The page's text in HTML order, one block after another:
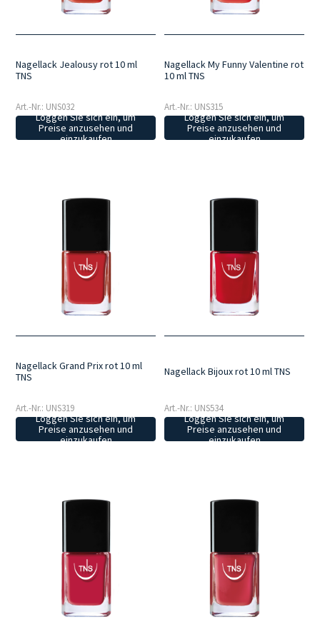
Nagellack Jealousy rot 10 ml
TNS
Art.-Nr.: UNS032
Loggen Sie sich ein, um
Preise anzusehen und
einzukaufen
Nagellack My Funny Valentine rot
10 ml TNS
Art.-Nr.: UNS315
Loggen Sie sich ein, um
Preise anzusehen und
einzukaufen
Nagellack Grand Prix rot 10 ml
TNS
Art.-Nr.: UNS319
Loggen Sie sich ein, um
Preise anzusehen und
einzukaufen
Nagellack Bijoux rot 10 ml TNS
Art.-Nr.: UNS534
Loggen Sie sich ein, um
Preise anzusehen und
einzukaufen